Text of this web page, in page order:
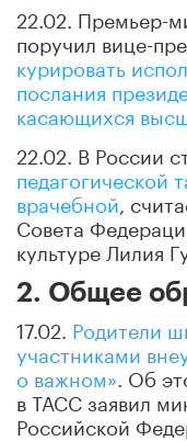
22.02. Премьер-
поручил вице-
курировать
послания
касающихся
22.02. В России
педагогической
врачебной ,
Совета
культуре Лилия
2. Общее
17.02. Родители
участниками
о важном» . Об
в ТАСС заявил
Российской